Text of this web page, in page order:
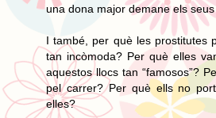
una dona major demane els
I també, per què les prostitutes
tan incòmoda? Per què elles
aquestos llocs tan “famosos”?
pel carrer? Per què ells no
elles?